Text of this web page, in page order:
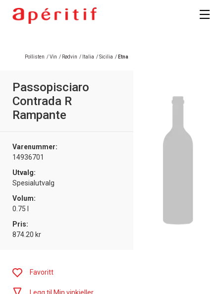
Pollisten /Vin / Rødvin / Italia /Sicilia / Etna
Passopisciaro
Contrada R
Rampante
Varenummer:
14936701
Utvalg:
Spesialutvalg
Volum:
0.75 l
Pris:
874.20 kr
Favoritt